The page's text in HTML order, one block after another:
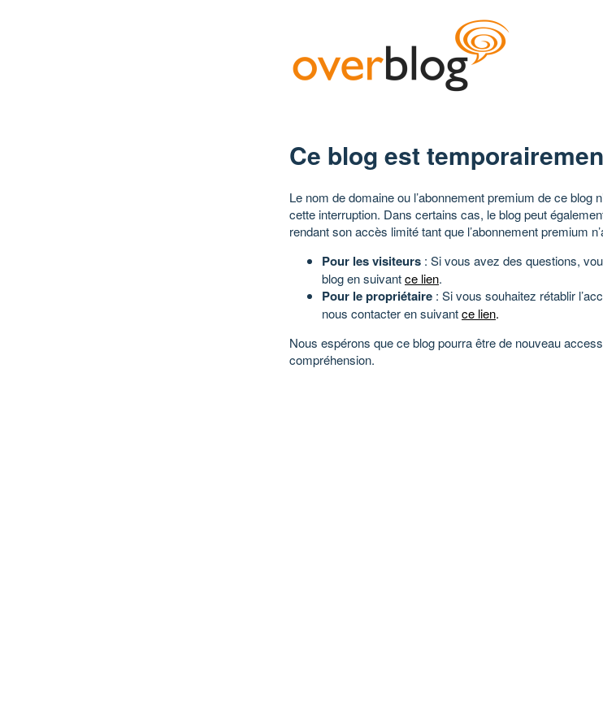
Ce blog est
Le nom de domaine ou l’abonnement premium de ce blog
cette interruption. Dans certains cas, le blog peut
rendant son accès limité tant que l’abonnement premium
Pour les visiteurs : Si vous avez des questions,
blog en suivantce lien.
Pour le propriétaire : Si vous souhaitez rétablir
nous contacter en suivantce lien.
Nous espérons que ce blog pourra être de nouveau
compréhension.